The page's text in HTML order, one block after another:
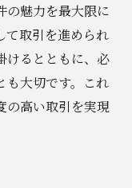
の魅力を最大限に
て取引を進められ
けるとともに、必
も大切です。これ
の高い取引を実現